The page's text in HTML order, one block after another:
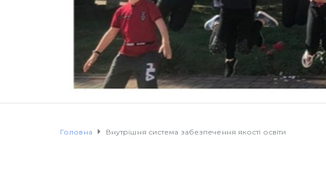
Головна Внутрішня система забезпечення якості освіти